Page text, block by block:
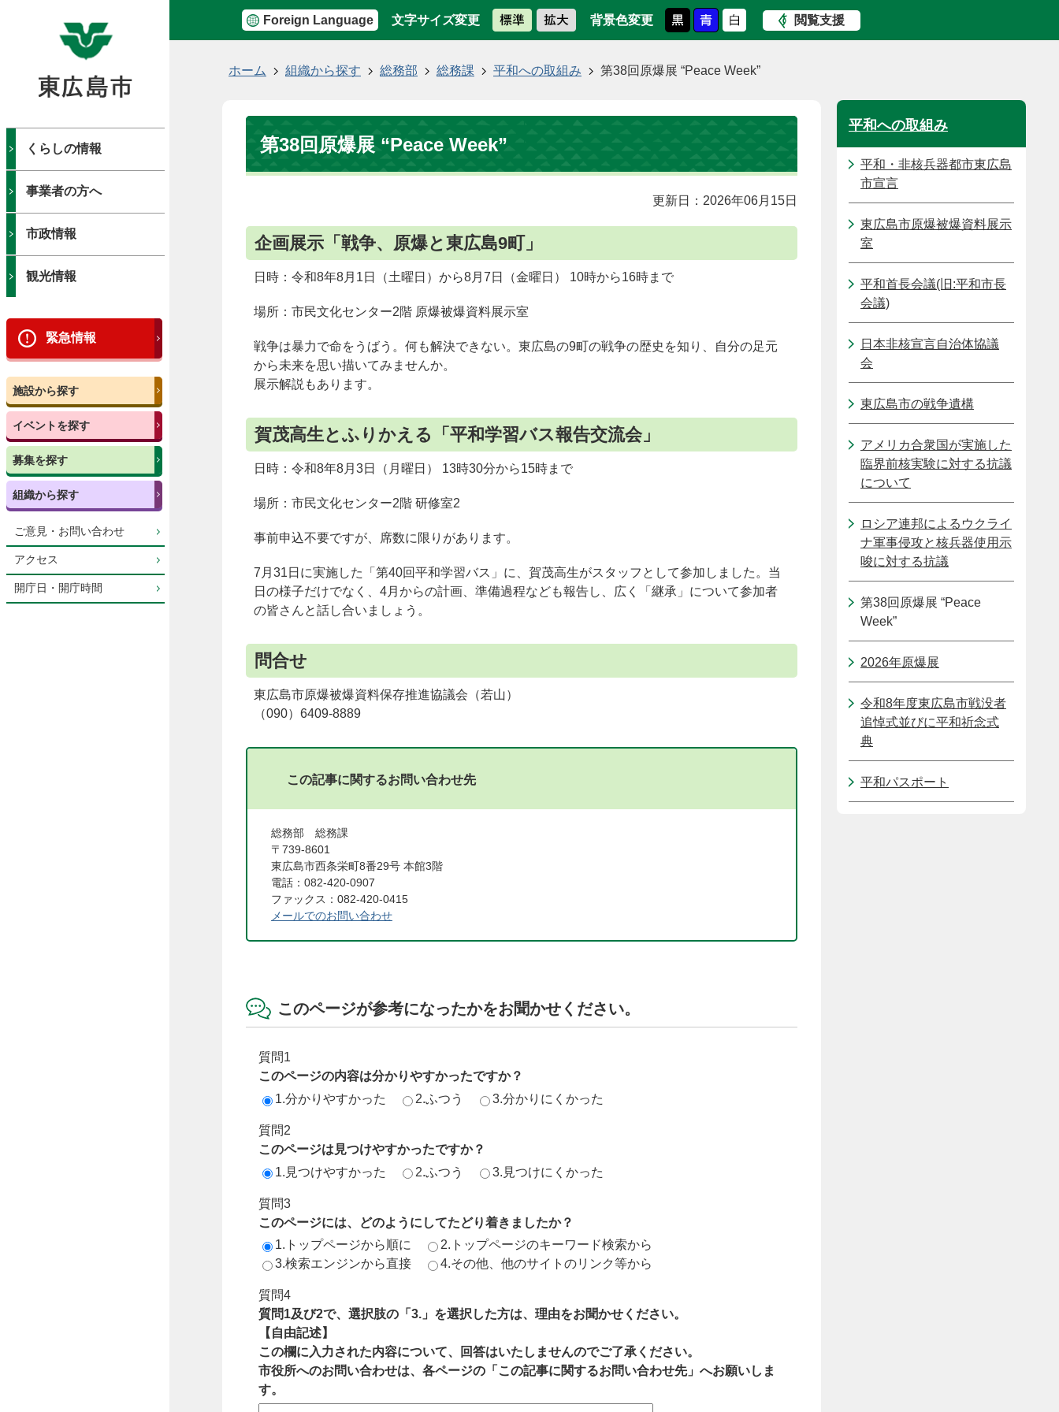
Foreign Language 文字サイズ変更 背景色変更 閲覧支援
くらしの情報
事業者の方へ
市政情報
観光情報
緊急情報
施設から探す
イベントを探す
募集を探す
組織から探す
ご意見・お問い合わせ
アクセス
開庁日・開庁時間
ホーム 組織から探す 総務部 総務課 平和への取組み 第38回原爆展 “Peace Week”
第38回原爆展 “Peace Week”
更新日：2026年06月15日
企画展示「戦争、原爆と東広島9町」
日時：令和8年8月1日（土曜日）から8月7日（金曜日） 10時から16時まで
場所：市民文化センター2階 原爆被爆資料展示室
戦争は暴力で命をうばう。何も解決できない。東広島の9町の戦争の歴史を知り、自分の足元
から未来を思い描いてみませんか。
展示解説もあります。
賀茂高生とふりかえる「平和学習バス報告交流会」
日時：令和8年8月3日（月曜日） 13時30分から15時まで
場所：市民文化センター2階 研修室2
事前申込不要ですが、席数に限りがあります。
7月31日に実施した「第40回平和学習バス」に、賀茂高生がスタッフとして参加しました。当
日の様子だけでなく、4月からの計画、準備過程なども報告し、広く「継承」について参加者
の皆さんと話し合いましょう。
問合せ
東広島市原爆被爆資料保存推進協議会（若山）
（090）6409-8889
この記事に関するお問い合わせ先
総務部 総務課
〒739-8601
東広島市西条栄町8番29号 本館3階
電話：082-420-0907
ファックス：082-420-0415
メールでのお問い合わせ
このページが参考になったかをお聞かせください。
質問1
このページの内容は分かりやすかったですか？
1.分かりやすかった
2.ふつう 3.分かりにくかった
質問2
このページは見つけやすかったですか？
1.見つけやすかった
2.ふつう 3.見つけにくかった
質問3
このページには、どのようにしてたどり着きましたか？
1.トップページから順に
2.トップページのキーワード検索から
3.検索エンジンから直接
4.その他、他のサイトのリンク等から
質問4
質問1及び2で、選択肢の「3.」を選択した方は、理由をお聞かせください。
【自由記述】
この欄に入力された内容について、回答はいたしませんのでご了承ください。
市役所へのお問い合わせは、各ページの「この記事に関するお問い合わせ先」へお願いしま
す。
平和への取組み
平和・非核兵器都市東広島
市宣言
東広島市原爆被爆資料展示
室
平和首長会議(旧:平和市長
会議)
日本非核宣言自治体協議
会
東広島市の戦争遺構
アメリカ合衆国が実施した
臨界前核実験に対する抗議
について
ロシア連邦によるウクライ
ナ軍事侵攻と核兵器使用示
唆に対する抗議
第38回原爆展 “Peace
Week”
2026年原爆展
令和8年度東広島市戦没者
追悼式並びに平和祈念式
典
平和パスポート